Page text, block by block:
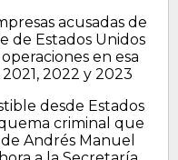
acusadas de
de Estados Unidos
en esa
2022 y 2023
desde Estados
criminal que
Andrés Manuel